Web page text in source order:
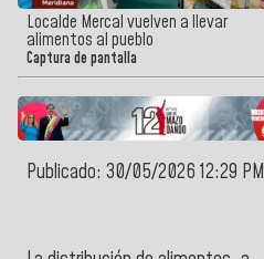
Localde Mercal vuelven a llevar
alimentos al pueblo
Captura de pantalla
Publicado: 30/05/2026 12:29 PM